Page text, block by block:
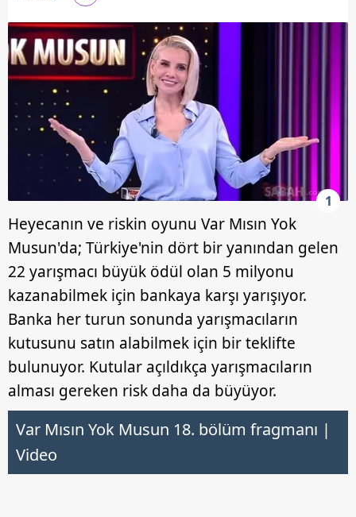
1
Heyecanın ve riskin oyunu Var Mısın Yok
Musun'da; Türkiye'nin dört bir yanından gelen
22 yarışmacı büyük ödül olan 5 milyonu
kazanabilmek için bankaya karşı yarışıyor.
Banka her turun sonunda yarışmacıların
kutusunu satın alabilmek için bir teklifte
bulunuyor. Kutular açıldıkça yarışmacıların
alması gereken risk daha da büyüyor.
Var Mısın Yok Musun 18. bölüm fragmanı |
Video